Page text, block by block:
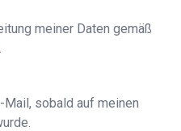
meiner Daten gemäß
Mail, sobald auf meinen